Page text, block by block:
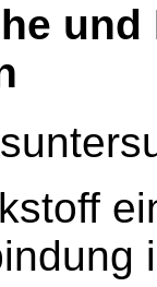
und